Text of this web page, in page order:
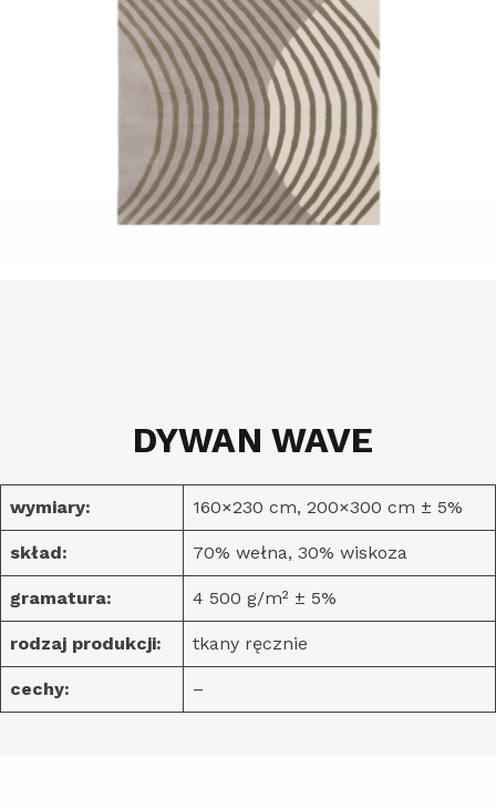
DYWAN WAVE
wymiary: 160×230 cm, 200×300 cm ± 5%
skład: 70% wełna, 30% wiskoza
gramatura: 4 500 g/m² ± 5%
rodzaj produkcji: tkany ręcznie
cechy: –